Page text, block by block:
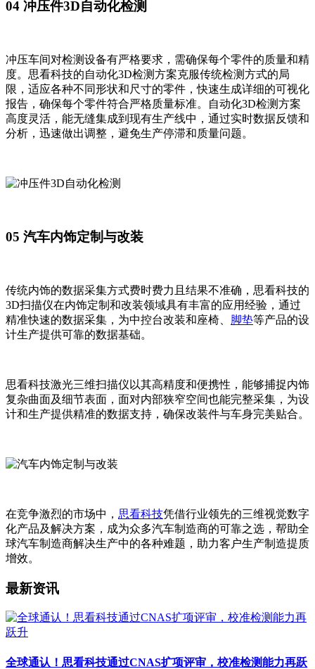
04 冲压件3D自动化检测
冲压车间对检测设备有严格要求，需确保每个零件的质量和精
度。思看科技的自动化3D检测方案克服传统检测方式的局
限，适应各种不同形状和尺寸的零件，快速生成详细的可视化
报告，确保每个零件符合严格质量标准。自动化3D检测方案
高度灵活，能无缝集成到现有生产线中，通过实时数据反馈和
分析，迅速做出调整，避免生产停滞和质量问题。
05 汽车内饰定制与改装
传统内饰的数据采集方式费时费力且结果不准确，思看科技的
3D扫描仪在内饰定制和改装领域具有丰富的应用经验，通过
精准快速的数据采集，为中控台改装和座椅、 脚垫等产品的设
计生产提供可靠的数据基础。
思看科技激光三维扫描仪以其高精度和便携性，能够捕捉内饰
复杂曲面及细节表面，面对内部狭窄空间也能完整采集，为设
计和生产提供精准的数据支持，确保改装件与车身完美贴合。
在竞争激烈的市场中， 思看科技凭借行业领先的三维视觉数字
化产品及解决方案，成为众多汽车制造商的可靠之选，帮助全
球汽车制造商解决生产中的各种难题，助力客户生产制造提质
增效。
最新资讯
全球通认！思看科技通过CNAS扩项评审，校准检测能力再跃